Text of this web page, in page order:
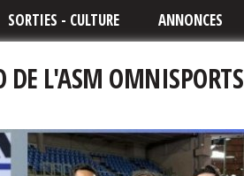
SORTIES - CULTURE ANNONCES
DE L'ASM OMNISPORTS